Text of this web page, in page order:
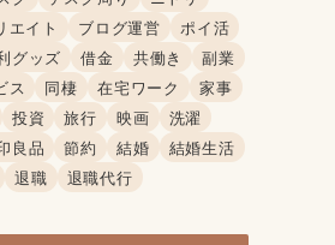
エイト
ブログ運営
ポイ活
グッズ 借金 共働き
副業
ス
同棲 在宅ワーク
家事
投資 旅行 映画
洗濯
良品 節約 結婚
結婚生活
退職 退職代行